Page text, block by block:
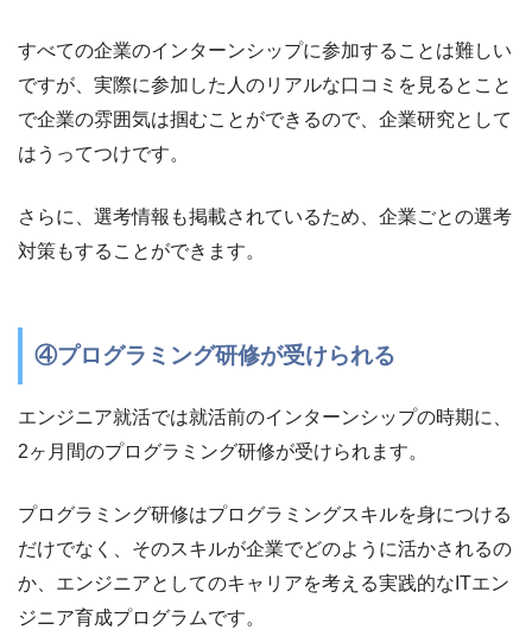
すべての企業のインターンシップに参加することは難しい
ですが、実際に参加した人のリアルな口コミを見るとこと
で企業の雰囲気は掴むことができるので、企業研究として
はうってつけです。
さらに、選考情報も掲載されているため、企業ごとの選考
対策もすることができます。
④プログラミング研修が受けられる
エンジニア就活では就活前のインターンシップの時期に、
2ヶ月間のプログラミング研修が受けられます。
プログラミング研修はプログラミングスキルを身につける
だけでなく、そのスキルが企業でどのように活かされるの
か、エンジニアとしてのキャリアを考える実践的なITエン
ジニア育成プログラムです。